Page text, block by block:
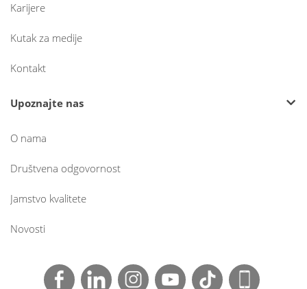
Karijere
Kutak za medije
Kontakt
Upoznajte nas
O nama
Društvena odgovornost
Jamstvo kvalitete
Novosti